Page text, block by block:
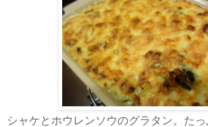
シャケとホウレンソウのグラタン。た